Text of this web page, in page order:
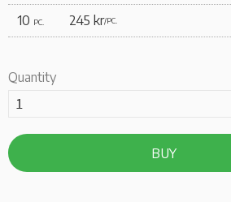
10 PC. 245 kr/PC.
Quantity
BUY